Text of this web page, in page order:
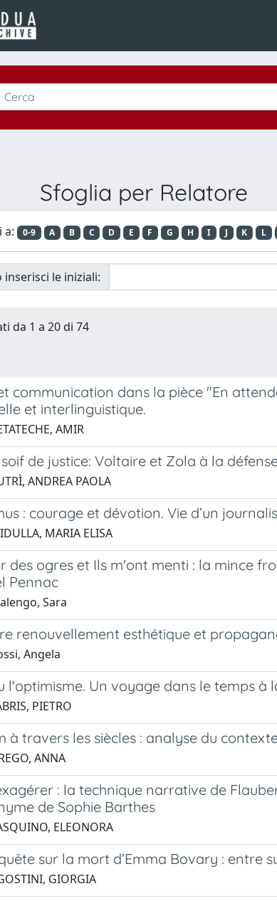
Sfoglia per Relatore
a: 0-9 A B C D E F G H I J K L
inserisci le iniziali:
da 1 a 20 di 74
communication dans la pièce "En
et interlinguistique.
AMIR
de justice: Voltaire et Zola à la
ANDREA PAOLA
: courage et dévotion. Vie d’un
MARIA ELISA
des ogres et Ils m'ont menti : la mince
Pennac
Sara
renouvellement esthétique et
Angela
l'optimisme. Un voyage dans le temps à
PIETRO
à travers les siècles : analyse du
ANNA
: la technique narrative de
de Sophie Barthes
ELEONORA
sur la mort d’Emma Bovary : entre
GIORGIA